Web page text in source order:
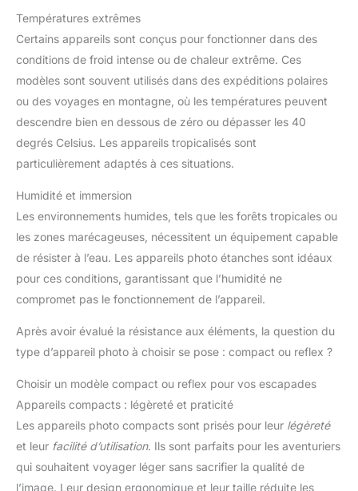
Températures extrêmes
Certains appareils sont conçus pour fonctionner dans des
conditions de froid intense ou de chaleur extrême. Ces
modèles sont souvent utilisés dans des expéditions polaires
ou des voyages en montagne, où les températures peuvent
descendre bien en dessous de zéro ou dépasser les 40
degrés Celsius. Les appareils tropicalisés sont
particulièrement adaptés à ces situations.
Humidité et immersion
Les environnements humides, tels que les forêts tropicales ou
les zones marécageuses, nécessitent un équipement capable
de résister à l’eau. Les appareils photo étanches sont idéaux
pour ces conditions, garantissant que l’humidité ne
compromet pas le fonctionnement de l’appareil.
Après avoir évalué la résistance aux éléments, la question du
type d’appareil photo à choisir se pose : compact ou reflex ?
Choisir un modèle compact ou reflex pour vos escapades
Appareils compacts : légèreté et praticité
Les appareils photo compacts sont prisés pour leur légèreté
et leur facilité d’utilisation. Ils sont parfaits pour les aventuriers
qui souhaitent voyager léger sans sacrifier la qualité de
l’image. Leur design ergonomique et leur taille réduite les